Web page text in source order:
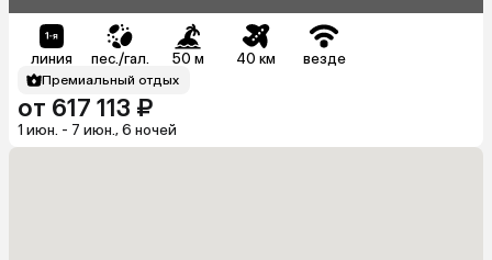
линия пес./гал. 50 м 40 км везде
Премиальный отдых
от 617 113 ₽
1 июн. - 7 июн., 6 ночей